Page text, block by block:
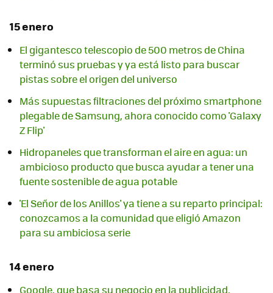
15 enero
El gigantesco telescopio de 500 metros de China
terminó sus pruebas y ya está listo para buscar
pistas sobre el origen del universo
Más supuestas filtraciones del próximo smartphone
plegable de Samsung, ahora conocido como 'Galaxy
Z Flip'
Hidropaneles que transforman el aire en agua: un
ambicioso producto que busca ayudar a tener una
fuente sostenible de agua potable
'El Señor de los Anillos' ya tiene a su reparto principal:
conozcamos a la comunidad que eligió Amazon
para su ambiciosa serie
14 enero
Google, que basa su negocio en la publicidad,